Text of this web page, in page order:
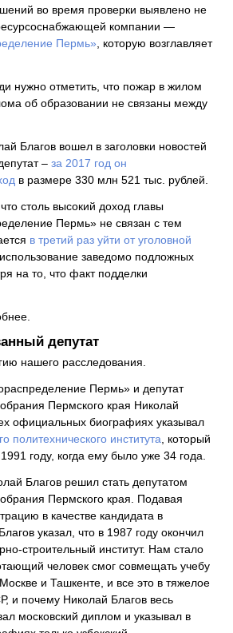
во время проверки выявлено не
компании —
Пермь» , которую возглавляет
нужно отметить, что пожар в жилом
об образовании не связаны между
Благов вошел в заголовки новостей
– за 2017 год он
в размере 330 млн 521 тыс. рублей.
столь высокий доход главы
Пермь» не связан с тем
в третий раз уйти от уголовной
заведомо подложных
на то, что факт подделки
депутат
нашего расследования.
Пермь» и депутат
Пермского края Николай
официальных биографиях указывал
политехнического института , который
году, когда ему было уже 34 года.
Благов решил стать депутатом
Пермского края. Подавая
в качестве кандидата в
указал, что в 1987 году окончил
строительный институт. Нам стало
человек смог совмещать учебу
Москве и Ташкенте, и все это в тяжелое
и почему Николай Благов весь
московский диплом и указывал в